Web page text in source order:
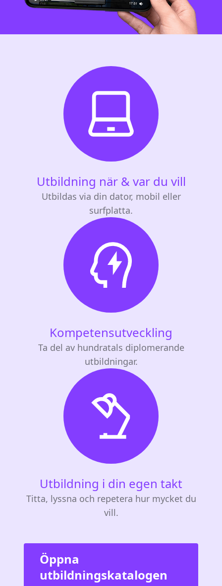
Utbildning när & var du vill
Utbildas via din dator, mobil eller
surfplatta.
Kompetensutveckling
Ta del av hundratals diplomerande
utbildningar.
Utbildning i din egen takt
Titta, lyssna och repetera hur mycket du
vill.
Öppna
utbildningskatalogen